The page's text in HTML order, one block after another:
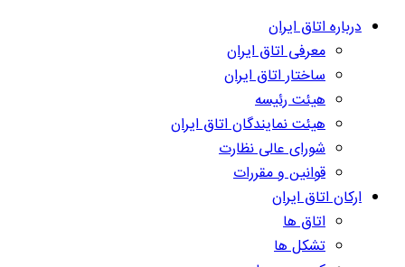
درباره اتاق ایران
معرفی اتاق ایران
ساختار اتاق ایران
هیئت رئیسه
هیئت نمایندگان اتاق ایران
شورای عالی نظارت
قوانین و مقررات
ارکان اتاق ایران
اتاق ها
تشکل ها